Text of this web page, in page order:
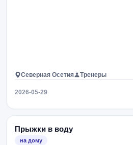
Северная Осетия Тренеры
2026-05-29
Прыжки в воду
на дому